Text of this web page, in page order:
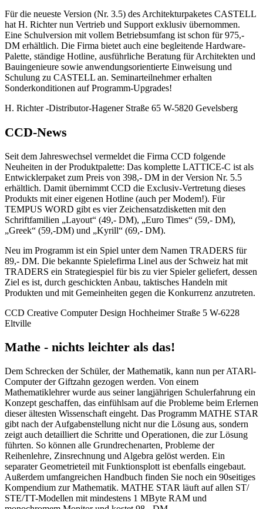
Für die neueste Version (Nr. 3.5) des Architekturpaketes CASTELL
hat H. Richter nun Vertrieb und Support exklusiv übernommen.
Eine Schulversion mit vollem Betriebsumfang ist schon für 975,-
DM erhältlich. Die Firma bietet auch eine begleitende Hardware-
Palette, ständige Hotline, ausführliche Beratung für Architekten und
Bauingenieure sowie anwendungsorientierte Einweisung und
Schulung zu CASTELL an. Seminarteilnehmer erhalten
Sonderkonditionen auf Programm-Upgrades!
H. Richter -Distributor-Hagener Straße 65 W-5820 Gevelsberg
CCD-News
Seit dem Jahreswechsel vermeldet die Firma CCD folgende
Neuheiten in der Produktpalette: Das komplette LATTICE-C ist als
Entwicklerpaket zum Preis von 398,- DM in der Version Nr. 5.5
erhältlich. Damit übernimmt CCD die Exclusiv-Vertretung dieses
Produkts mit einer eigenen Hotline (auch per Modem!). Für
TEMPUS WORD gibt es vier Zeichensatzdisketten mit den
Schriftfamilien „Layout“ (49,- DM), „Euro Times“ (59,- DM),
„Greek“ (59,-DM) und „Kyrill“ (69,- DM).
Neu im Programm ist ein Spiel unter dem Namen TRADERS für
89,- DM. Die bekannte Spielefirma Linel aus der Schweiz hat mit
TRADERS ein Strategiespiel für bis zu vier Spieler geliefert, dessen
Ziel es ist, durch geschickten Anbau, taktisches Handeln mit
Produkten und mit Gemeinheiten gegen die Konkurrenz anzutreten.
CCD Creative Computer Design Hochheimer Straße 5 W-6228
Eltville
Mathe - nichts leichter als das!
Dem Schrecken der Schüler, der Mathematik, kann nun per ATARl-
Computer der Giftzahn gezogen werden. Von einem
Mathematiklehrer wurde aus seiner langjährigen Schulerfahrung ein
Konzept geschaffen, das einfühlsam auf die Probleme beim Erlernen
dieser ältesten Wissenschaft eingeht. Das Programm MATHE STAR
gibt nach der Aufgabenstellung nicht nur die Lösung aus, sondern
zeigt auch detailliert die Schritte und Operationen, die zur Lösung
führten. So können alle Grundrechenarten, Probleme der
Reihenlehre, Zinsrechnung und Algebra gelöst werden. Ein
separater Geometrieteil mit Funktionsplott ist ebenfalls eingebaut.
Außerdem umfangreichen Handbuch finden Sie noch ein 90seitiges
Kompendium zur Mathematik. MATHE STAR läuft auf allen ST/
STE/TT-Modellen mit mindestens 1 MByte RAM und